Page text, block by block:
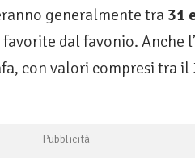
generalmente tra 31
dal favonio. Anche
con valori compresi tra